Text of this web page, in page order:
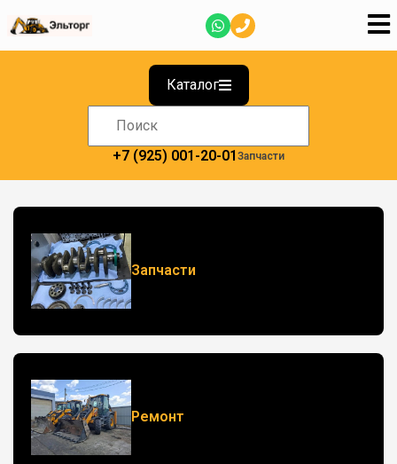
Каталог
+7 (925) 001-20-01 Запчасти
Запчасти
Ремонт